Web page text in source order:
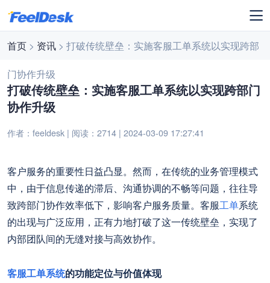
首页 > 资讯 > 打破传统壁垒：实施客服工单系统以实现跨部
门协作升级
打破传统壁垒：实施客服工单系统以实现跨部门
协作升级
作者：feeldesk | 阅读：2714 | 2024-03-09 17:27:41
客户服务的重要性日益凸显。然而，在传统的业务管理模式
中，由于信息传递的滞后、沟通协调的不畅等问题，往往导
致跨部门协作效率低下，影响客户服务质量。客服工单系统
的出现与广泛应用，正有力地打破了这一传统壁垒，实现了
内部团队间的无缝对接与高效协作。
客服工单系统的功能定位与价值体现